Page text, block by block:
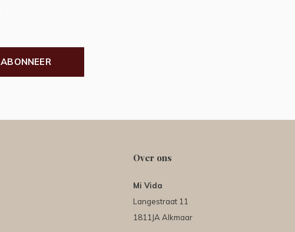
ABONNEER
Over ons
Mi Vida
Langestraat 11
1811JA Alkmaar